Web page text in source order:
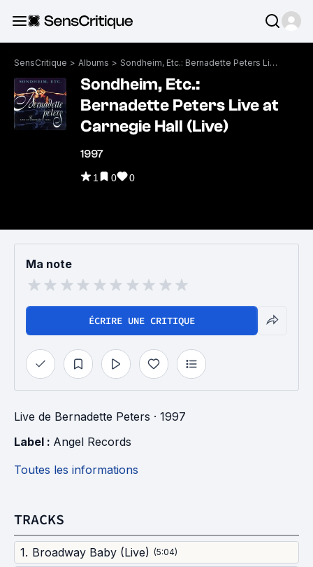
SensCritique > Albums > Sondheim, Etc.: Bernadette Peters Live at Carnegie Hall (Live)
Sondheim, Etc.:
Bernadette Peters Live at
Carnegie Hall (Live)
1997
1 0 0
Ma note
ÉCRIRE UNE CRITIQUE
Live de Bernadette Peters · 1997
Label : Angel Records
Toutes les informations
TRACKS
1. Broadway Baby (Live) (5:04)